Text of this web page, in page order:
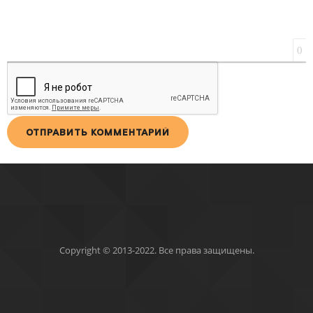
0
ОТПРАВИТЬ КОММЕНТАРИЙ
Copyright © 2013-2022. Все права защищены.